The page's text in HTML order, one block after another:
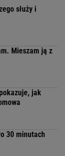
służy i
Mieszam ją z
jak
30 minutach